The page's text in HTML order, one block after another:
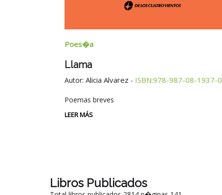
Poes�a
Llama
Autor: Alicia Alvarez - ISBN:978-987-08-1937-0
Poemas breves
LEER MÁS
Libros Publicados